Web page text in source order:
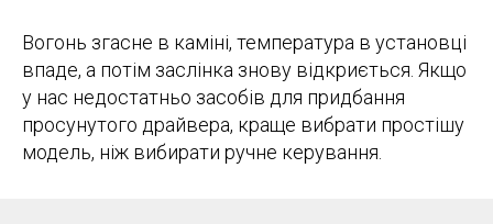
Вогонь згасне в каміні, температура в установці
впаде, а потім заслінка знову відкриється. Якщо
у нас недостатньо засобів для придбання
просунутого драйвера, краще вибрати простішу
модель, ніж вибирати ручне керування.